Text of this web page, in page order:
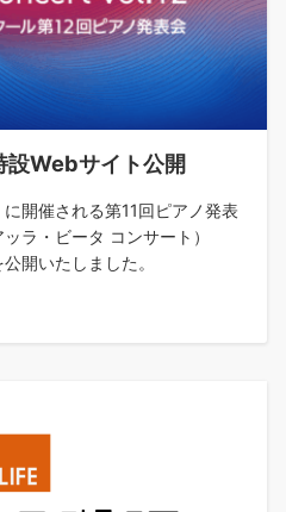
設Webサイト公開
開催される第11回ピアノ発表
ラ・ビータ コンサート）
開いたしました。